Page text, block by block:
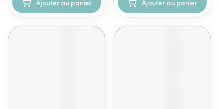
Ajouter au panier Ajouter au panier